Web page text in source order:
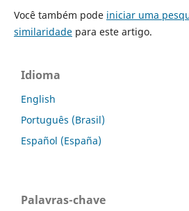
Você também pode iniciar uma
similaridadepara este artigo.
Idioma
English
Português (Brasil)
Español (España)
Palavras-chave